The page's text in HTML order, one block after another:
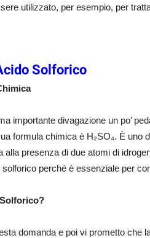
utilizzato, per esempio, per
Solforico
importante divagazione un po’
formula chimica è H₂SO₄. È
alla presenza di due atomi di
solforico perché è essenziale per
domanda e poi vi prometto che